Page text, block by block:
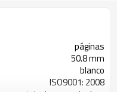
páginas
50.8 mm
blanco
ISO9001: 2008